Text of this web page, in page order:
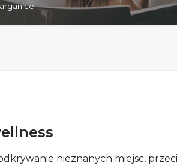
nieznanych miejsc,